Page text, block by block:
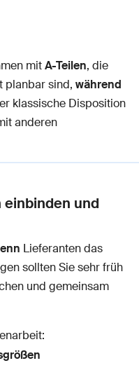
mitA-Teilen, die
planbar sind, während
klassische Disposition
anderen
und
Lieferanten das
sollten Sie sehr früh
und gemeinsam